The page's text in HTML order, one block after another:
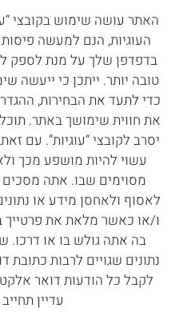
העוגיות, הנם למעשה
בדפדפן שלך על מנת לספק
טובה יותר. ייתכן כי ייעשה
כדי לתעד את הבחירות,
את חווית שימושך באתר.
יסרב לקובצי “עוגיות”. עם
עשוי להיות מושפע מכך
מסוימים שבו. אתה
לאסוף ולאחסן מידע או
ו/או כאשר מלאת את פרטייך
בה אתה גולש בו או דרכו.
נתונים שגויים לרבות כתובת
לקבל כל הודעות דואר
עדיין